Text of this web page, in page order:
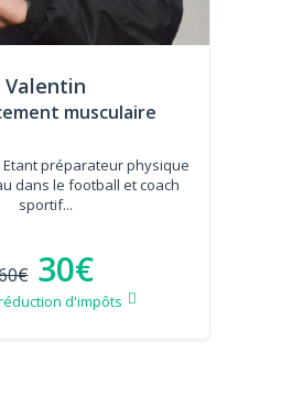
Valentin
musculaire
préparateur physique
dans le football et coach
sportif...
30€
d'impôts